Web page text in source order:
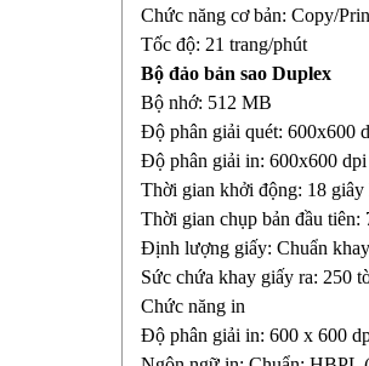
Chức năng cơ bản: Copy/
Tốc độ: 21 trang/phút
Bộ đảo bản sao Duplex
Bộ nhớ: 512 MB
Độ phân giải quét: 600x600
Độ phân giải in: 600x600 dpi
Thời gian khởi động: 18 giây
Thời gian chụp bản đầu tiên:
Định lượng giấy: Chuẩn
Sức chứa khay giấy ra: 250
Chức năng in
Độ phân giải in: 600 x 600